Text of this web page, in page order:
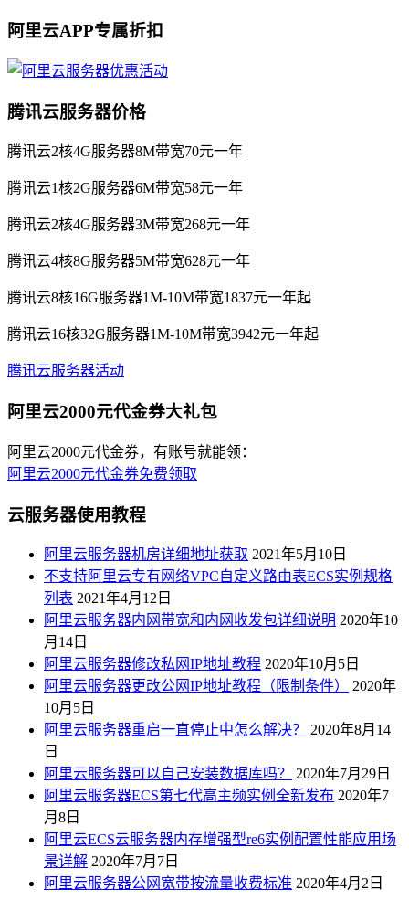
阿里云APP专属折扣
腾讯云服务器价格
腾讯云2核4G服务器8M带宽70元一年
腾讯云1核2G服务器6M带宽58元一年
腾讯云2核4G服务器3M带宽268元一年
腾讯云4核8G服务器5M带宽628元一年
腾讯云8核16G服务器1M-10M带宽1837元一年起
腾讯云16核32G服务器1M-10M带宽3942元一年起
腾讯云服务器活动
阿里云2000元代金券大礼包
阿里云2000元代金券，有账号就能领：
阿里云2000元代金券免费领取
云服务器使用教程
阿里云服务器机房详细地址获取 2021年5月10日
不支持阿里云专有网络VPC自定义路由表ECS实例规格
列表 2021年4月12日
阿里云服务器内网带宽和内网收发包详细说明 2020年10
月14日
阿里云服务器修改私网IP地址教程 2020年10月5日
阿里云服务器更改公网IP地址教程（限制条件）
2020年
10月5日
阿里云服务器重启一直停止中怎么解决？
2020年8月14
日
阿里云服务器可以自己安装数据库吗？
2020年7月29日
阿里云服务器ECS第七代高主频实例全新发布 2020年7
月8日
阿里云ECS云服务器内存增强型re6实例配置性能应用场
景详解 2020年7月7日
阿里云服务器公网宽带按流量收费标准 2020年4月2日